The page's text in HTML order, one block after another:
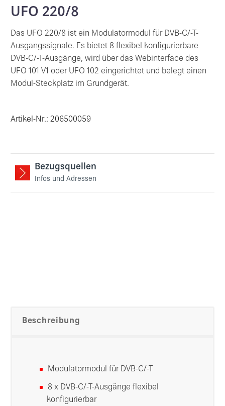
UFO 220/8
Das UFO 220/8 ist ein Modulatormodul für DVB-C/-T-
Ausgangssignale. Es bietet 8 flexibel konfigurierbare
DVB-C/-T-Ausgänge, wird über das Webinterface des
UFO 101 V1 oder UFO 102 eingerichtet und belegt einen
Modul-Steckplatz im Grundgerät.
Artikel-Nr.: 206500059
Bezugsquellen
Infos und Adressen
Beschreibung
Modulatormodul für DVB-C/-T
8 x DVB-C/-T-Ausgänge flexibel
konfigurierbar